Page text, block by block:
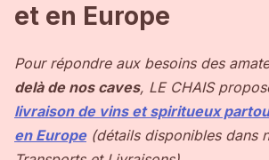
et en Europe
Pour répondre aux besoins des
delà de nos caves, LE CHAIS
livraison de vins et spiritueux
en Europe(détails disponibles dans